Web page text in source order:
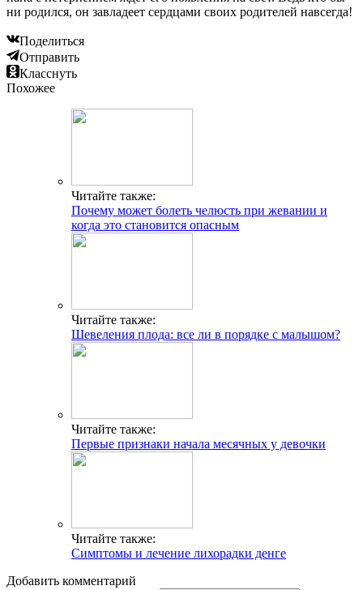
ни родился, он завладеет сердцами своих родителей навсегда!
Поделиться
Отправить
Класснуть
Похожее
Читайте также:
Почему может болеть челюсть при жевании и
когда это становится опасным
Читайте также:
Шевеления плода: все ли в порядке с малышом?
Читайте также:
Первые признаки начала месячных у девочки
Читайте также:
Симптомы и лечение лихорадки денге
Добавить комментарий